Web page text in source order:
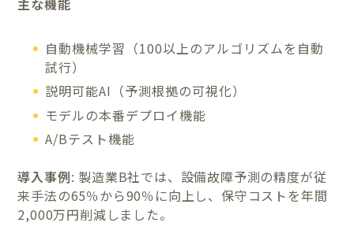
自動機械学習（100以上のアルゴリズムを自動
試行）
説明可能AI（予測根拠の可視化）
モデルの本番デプロイ機能
A/Bテスト機能
導入事例: 製造業B社では、設備故障予測の精度が従
来手法の65％から90％に向上し、保守コストを年間
2,000万円削減しました。